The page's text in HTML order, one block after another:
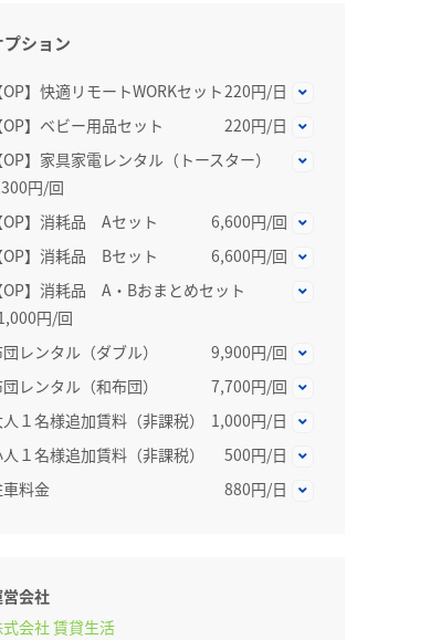
プション
OP】快適リモートWORKセット220円/日
OP】ベビー用品セット
220円/日
OP】家具家電レンタル（トースター）
円/回
OP】消耗品 Aセット
6,600円/回
OP】消耗品 Bセット
6,600円/回
OP】消耗品 A・Bおまとめセット
円/回
レンタル（ダブル）
9,900円/回
レンタル（和布団）
7,700円/回
１名様追加賃料（非課税）
1,000円/日
１名様追加賃料（非課税）
500円/日
料金
880円/日
会社
会社 賃貸生活